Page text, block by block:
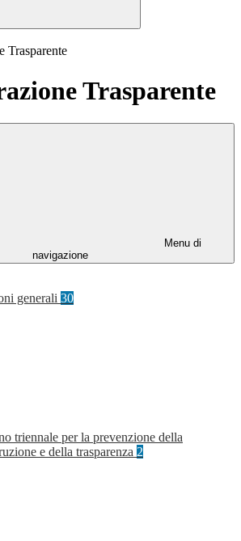
Trasparente
Trasparente
Menu di
navigazione
generali 30
triennale per la prevenzione della
e della trasparenza 2